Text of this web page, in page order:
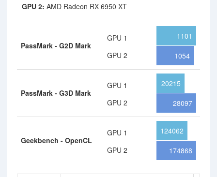
GPU 2: AMD Radeon RX 6950 XT
PassMark - G2D Mark
GPU 1
GPU 2
1101
1054
PassMark - G3D Mark
GPU 1
GPU 2
20215
28097
Geekbench - OpenCL
GPU 1
GPU 2
124062
174868